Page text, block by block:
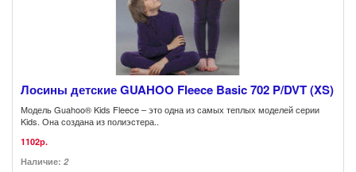
Лосины детские GUAHOO Fleece Basic 702 P/DVT (XS)
Модель Guahoo® Kids Fleece – это одна из самых теплых моделей серии
Kids. Она создана из полиэстера..
1102р.
Наличие: 2